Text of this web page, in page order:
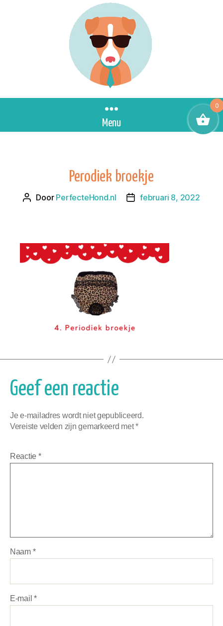
Menu
Perodiek broekje
Berichtauteur
Door PerfecteHond.nl Berichtdatum
februari 8, 2022
Geef een reactie
Je e-mailadres wordt niet gepubliceerd.
Vereiste velden zijn gemarkeerd met*
Reactie *
Naam *
E-mail*
0